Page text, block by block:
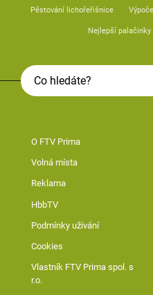
Pěstování lichořeřišnice
Nejlepší palačinky
O FTV Prima
Volná místa
Reklama
HbbTV
Podmínky užívání
Cookies
Vlastník FTV Prima spol. s
r.o.